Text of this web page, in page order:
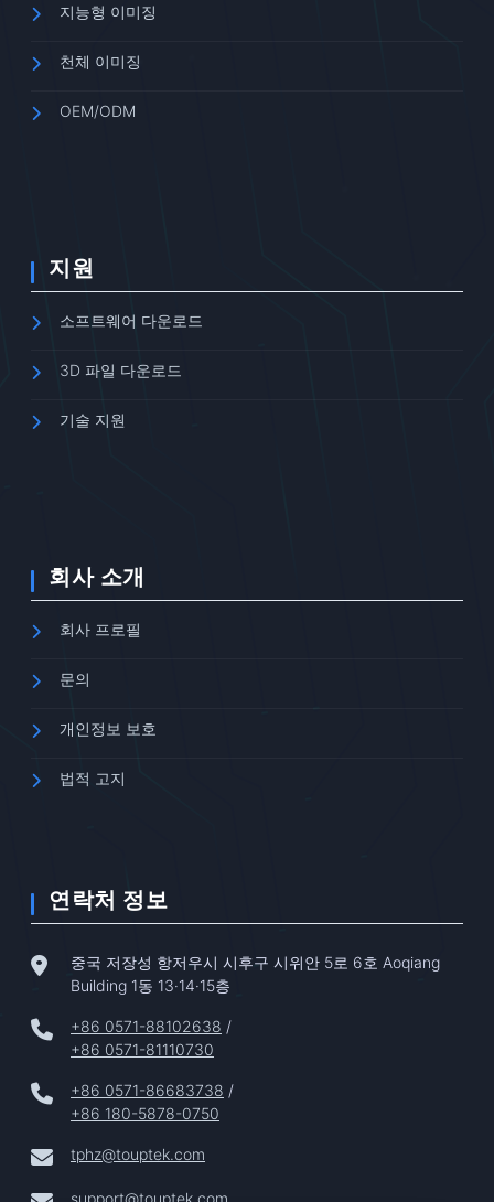
지능형 이미징
천체 이미징
OEM/ODM
지원
소프트웨어 다운로드
3D 파일 다운로드
기술 지원
회사 소개
회사 프로필
문의
개인정보 보호
법적 고지
연락처 정보
중국 저장성 항저우시 시후구 시위안 5로 6호 Aoqiang
Building 1동 13·14·15층
+86 0571-88102638 /
+86 0571-81110730
+86 0571-86683738 /
+86 180-5878-0750
tphz@touptek.com
support@touptek.com